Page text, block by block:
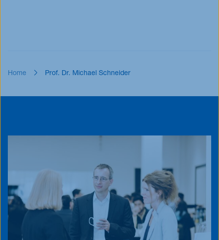
Home Prof. Dr. Michael Schneider